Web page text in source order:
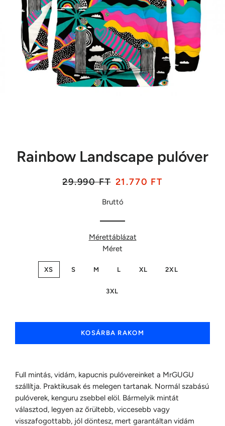
Rainbow Landscape pulóver
Listaár
29.990 FT Akciós
21.770 FT
Bruttó
Mérettáblázat
Méret
XS S M L XL 2XL
3XL
KOSÁRBA RAKOM
Full mintás, vidám, kapucnis pulóvereinket a MrGUGU
szállítja. Praktikusak és melegen tartanak. Normál szabású
pulóverek, kenguru zsebbel elöl. Bármelyik mintát
választod, legyen az őrültebb, viccesebb vagy
visszafogottabb, jól döntesz, mert garantáltan vidám